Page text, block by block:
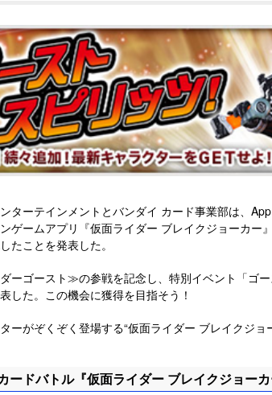
ターテインメントとバンダイ カード事業部は、
ゲームアプリ『仮面ライダー ブレイクジョーカー
たことを発表した。
ーゴースト≫の参戦を記念し、特別イベント「ゴ
した。この機会に獲得を目指そう！
ーがぞくぞく登場する“仮面ライダー ブレイクジョ
ードバトル『仮面ライダー ブレイクジョー